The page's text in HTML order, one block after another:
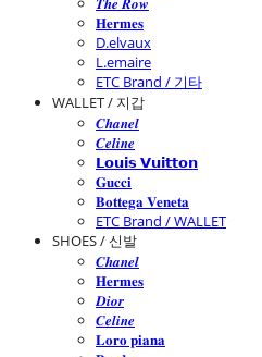
𝐇𝐞𝐫𝐦𝐞𝐬
D.elvaux
L.emaire
ETC Brand / 기타
WALLET / 지갑
𝑪𝒉𝒂𝒏𝒆𝒍
𝑪𝒆𝒍𝒊𝒏𝒆
𝗟𝗼𝘂𝗶𝘀 𝗩𝘂𝗶𝘁𝘁𝗼𝗻
𝐆𝐮𝐜𝐜𝐢
𝐁𝐨𝐭𝐭𝐞𝐠𝐚 𝐕𝐞𝐧𝐞𝐭𝐚
ETC Brand / WALLET
SHOES / 신발
𝑪𝒉𝒂𝒏𝒆𝒍
𝐇𝐞𝐫𝐦𝐞𝐬
𝑫𝒊𝒐𝒓
𝑪𝒆𝒍𝒊𝒏𝒆
𝐋𝐨𝐫𝐨 𝐩𝐢𝐚𝐧𝐚